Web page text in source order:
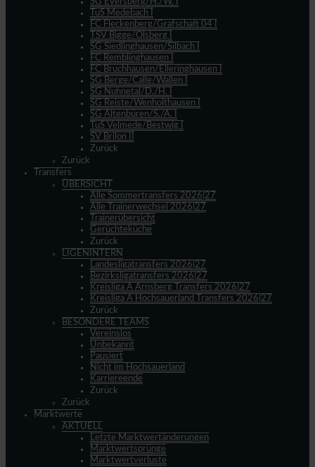
SG Eversberg/H./W. I
TuS Medebach I
FC Fleckenberg/Grafschaft 04 I
TSV Bigge/Olsberg I
SG Siedlinghausen/Silbach I
FC Remblinghausen I
FC Bruchhausen/Elleringhausen I
SG Berge/Calle/Wallen I
SG Nuhnetal/D./H. I
SG Reiste/Wenholthausen I
SG Altenbüren/S./A. I
TuS Velmede/Bestwig I
SV Brilon II
Zurück
Zurück
Transfers
ÜBERSICHT
Alle Sommertransfers 2026|27
Alle Trainerwechsel 2026|27
Trainerübersicht
Gerüchteküche
Zurück
LIGENINTERN
Landesligatransfers 2026|27
Bezirksligatransfers 2026|27
Kreisliga A Arnsberg Transfers 2026|27
Kreisliga A Hochsauerland Transfers 2026|27
Zurück
BESONDERE TEAMS
Vereinslos
Unbekannt
Pausiert
Nicht im Hochsauerland
Karriereende
Zurück
Zurück
Marktwerte
AKTUELL
Letzte Marktwertänderungen
Marktwertsprünge
Marktwertverluste